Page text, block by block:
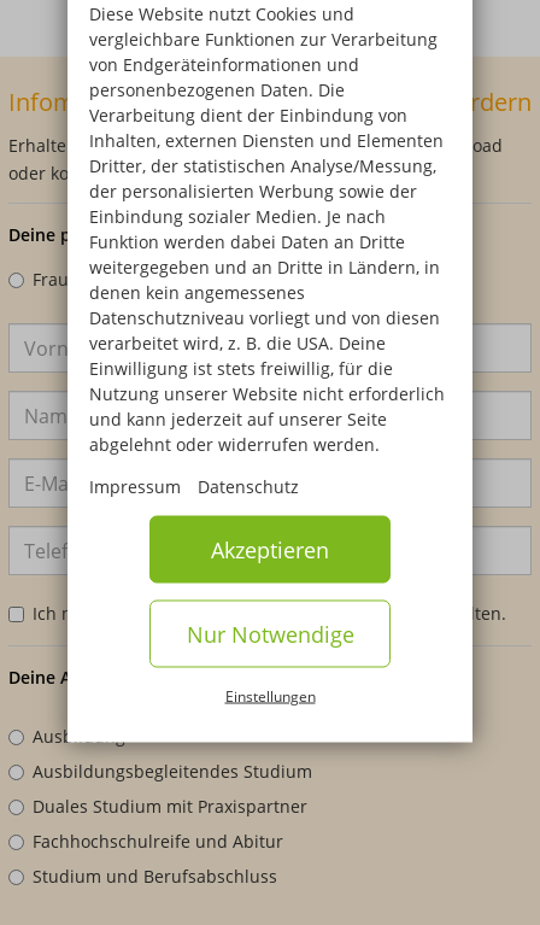
Diese Website nutzt Cookies und
vergleichbare Funktionen zur Verarbeitung
von Endgeräteinformationen und
personenbezogenen Daten. Die
Verarbeitung dient der Einbindung von
Inhalten, externen Diensten und Elementen
Dritter, der statistischen Analyse/Messung,
der personalisierten Werbung sowie der
Einbindung sozialer Medien. Je nach
Funktion werden dabei Daten an Dritte
weitergegeben und an Dritte in Ländern, in
denen kein angemessenes
Datenschutzniveau vorliegt und von diesen
verarbeitet wird, z. B. die USA. Deine
Einwilligung ist stets freiwillig, für die
Nutzung unserer Website nicht erforderlich
und kann jederzeit auf unserer Seite
abgelehnt oder widerrufen werden.
Impressum
Datenschutz
Akzeptieren
Nur Notwendige
Einstellungen
Infomaterial und Anmeldeformulare anfordern
Erhalte jetzt Dein persönliches Infopaket direkt als Download
oder kostenfrei per Post!
Deine persönlichen Angaben
Frau
Herr Divers
Ich möchte mein Infomaterial zusätzlich per Post erhalten.
Deine Anfrage zum Bildungsangebot
Ausbildung
Ausbildungsbegleitendes Studium
Duales Studium mit Praxispartner
Fachhochschulreife und Abitur
Studium und Berufsabschluss